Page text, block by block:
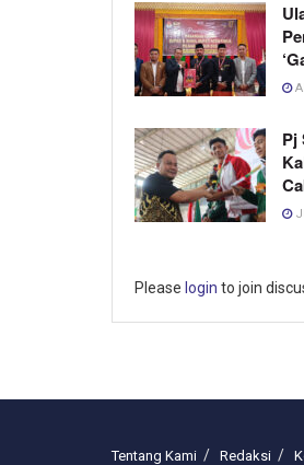
Pj
Please login to join
Tentang Kami Redaksi